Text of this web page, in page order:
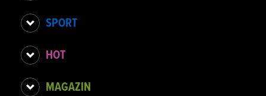
SPORT
HOT
MAGAZIN